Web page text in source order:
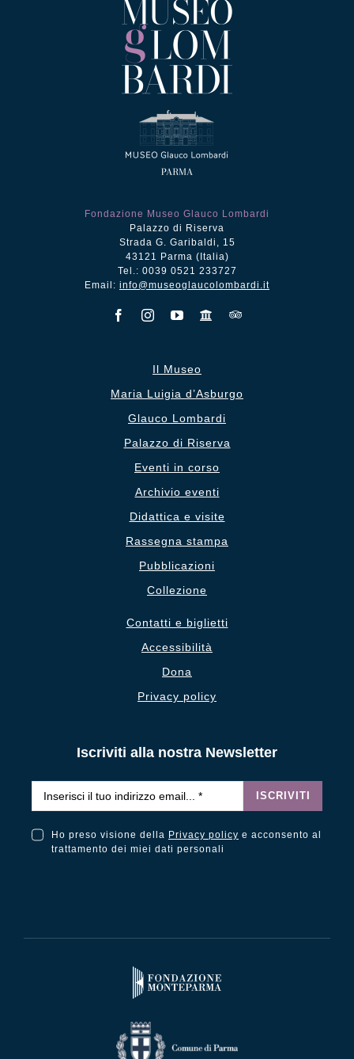
Fondazione Museo Glauco Lombardi
Palazzo di Riserva
Strada G. Garibaldi, 15
43121 Parma (Italia)
Tel.: 0039 0521 233727
Email: info@museoglaucolombardi.it
Il Museo
Maria Luigia d’Asburgo
Glauco Lombardi
Palazzo di Riserva
Eventi in corso
Archivio eventi
Didattica e visite
Rassegna stampa
Pubblicazioni
Collezione
Contatti e biglietti
Accessibilità
Dona
Privacy policy
Iscriviti alla nostra Newsletter
ISCRIVITI
Ho preso visione della Privacy policy e acconsento al
trattamento dei miei dati personali